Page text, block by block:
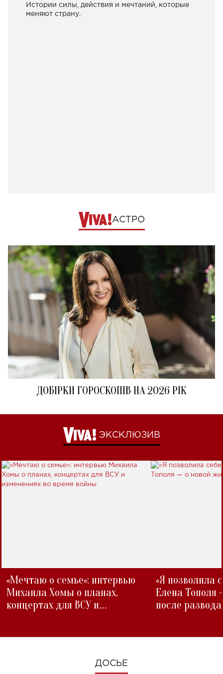
Истории силы, действия и мечтаний, которые
меняют страну.
АСТРО
ДОБІРКИ ГОРОСКОПІВ НА 2026 РІК
ЭКСКЛЮЗИВ
«Мечтаю о семье»: интервью
Михаила Хомы о планах,
концертах для ВСУ и
«Я позволила
Елена Тополя
после развода
ДОСЬЕ